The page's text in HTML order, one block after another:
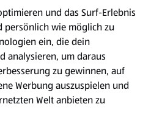
und das Surf-Erlebnis
persönlich wie möglich zu
ein, die dein
analysieren, um daraus
zu gewinnen, auf
Werbung auszuspielen und
Welt anbieten zu